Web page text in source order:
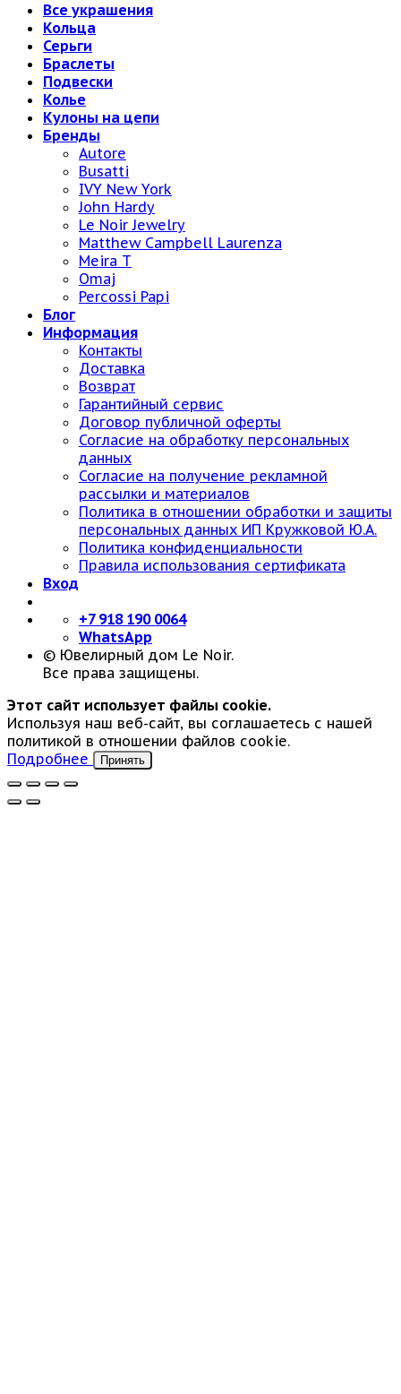
Все украшения
Кольца
Серьги
Браслеты
Подвески
Колье
Кулоны на цепи
Бренды
Autore
Busatti
IVY New York
John Hardy
Le Noir Jewelry
Matthew Campbell Laurenza
Meira T
Omaj
Percossi Papi
Блог
Информация
Контакты
Доставка
Возврат
Гарантийный сервис
Договор публичной оферты
Согласие на обработку персональных
данных
Согласие на получение рекламной
рассылки и материалов
Политика в отношении обработки и защиты
персональных данных ИП Кружковой Ю.А.
Политика конфиденциальности
Правила использования сертификата
Вход
+7 918 190 0064
WhatsApp
© Ювелирный дом Le Noir.
Все права защищены.
Этот сайт использует файлы cookie.
Используя наш веб-сайт, вы соглашаетесь с нашей
политикой в отношении файлов cookie.
Подробнее
Принять